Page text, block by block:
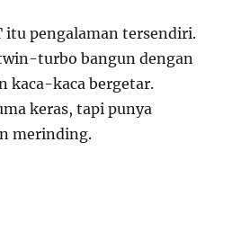
itu pengalaman tersendiri.
turbo bangun dengan
kaca-kaca bergetar.
keras, tapi punya
merinding.